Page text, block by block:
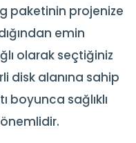
paketinin projenize
emin
olarak seçtiğiniz
disk alanına sahip
boyunca sağlıklı
önemlidir.